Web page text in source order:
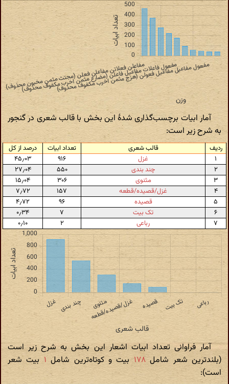
آمار ابیات برچسب‌گذاری شدهٔ این بخش با قالب شعری در گنجور
به شرح زیر است:
ردیف قالب شعری تعداد ابیات
درصد از کل
۱
غزل ۹۱۶
۴۵٫۰۳
۲
چند بندی ۵۵۰
۲۷٫۰۴
۳
مثنوی ۳۰۶
۱۵٫۰۴
۴
غزل/قصیده/قطعه ۱۵۷
۷٫۷۲
۵
قصیده ۹۶
۴٫۷۲
۶
تک بیت ۷
۰٫۳۴
۷
رباعی ۲ ۰٫۱۰
آمار فراوانی تعداد ابیات اشعار این بخش به شرح زیر است
(بلندترین شعر شامل۱۷۸ بیت و کوتاه‌ترین شامل۱ بیت شعر
است):